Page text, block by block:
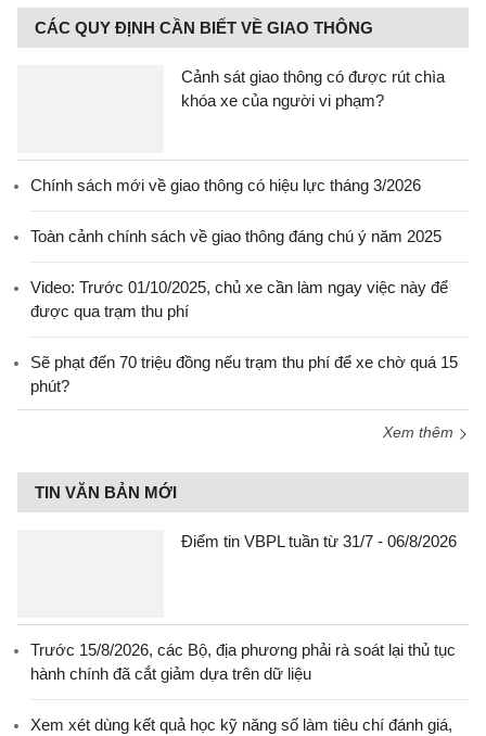
CÁC QUY ĐỊNH CẦN BIẾT VỀ GIAO THÔNG
Cảnh sát giao thông có được rút chìa
khóa xe của người vi phạm?
Chính sách mới về giao thông có hiệu lực tháng 3/2026
Toàn cảnh chính sách về giao thông đáng chú ý năm 2025
Video: Trước 01/10/2025, chủ xe cần làm ngay việc này để
được qua trạm thu phí
Sẽ phạt đến 70 triệu đồng nếu trạm thu phí để xe chờ quá 15
phút?
Xem thêm
TIN VĂN BẢN MỚI
Điểm tin VBPL tuần từ 31/7 - 06/8/2026
Trước 15/8/2026, các Bộ, địa phương phải rà soát lại thủ tục
hành chính đã cắt giảm dựa trên dữ liệu
Xem xét dùng kết quả học kỹ năng số làm tiêu chí đánh giá,